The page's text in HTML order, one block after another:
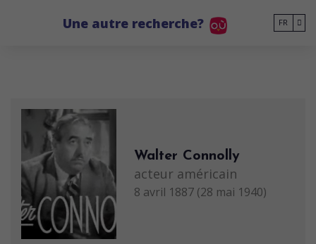
Une autre recherche? FR
Walter Connolly
acteur américain
8 avril 1887 (28 mai 1940)